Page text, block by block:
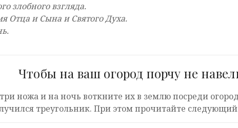
злобного взгляда.
Отца и Сына и Святого Духа.
Чтобы на ваш огород порчу не
ножа и на ночь воткните их в землю посреди
треугольник. При этом прочитайте следующий